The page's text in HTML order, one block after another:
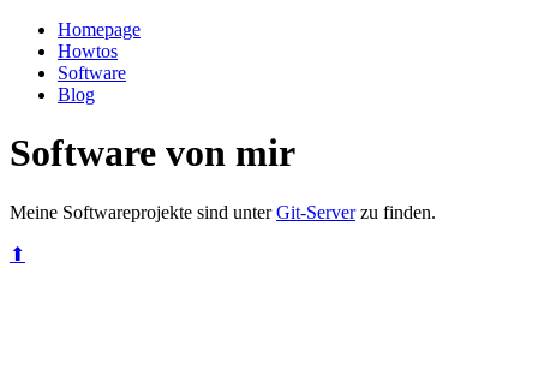
Homepage
Howtos
Software
Blog
Software von mir
Meine Softwareprojekte sind unterGit-Serverzu finden.
⬆